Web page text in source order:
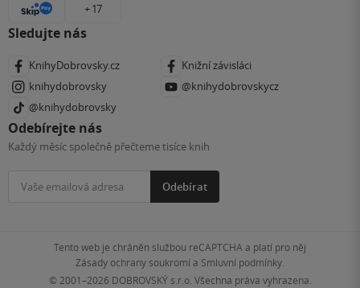
+ 17
Sledujte nás
KnihyDobrovsky.cz
Knižní závisláci
knihydobrovsky
@knihydobrovskycz
@knihydobrovsky
Odebírejte nás
Každý měsíc společně přečteme tisíce knih
Odebírat
Tento web je chráněn službou reCAPTCHA a platí pro něj
Zásady ochrany soukromía Smluvní podmínky
© 2001–2026 DOBROVSKÝ s.r.o. Všechna práva vyhrazena.